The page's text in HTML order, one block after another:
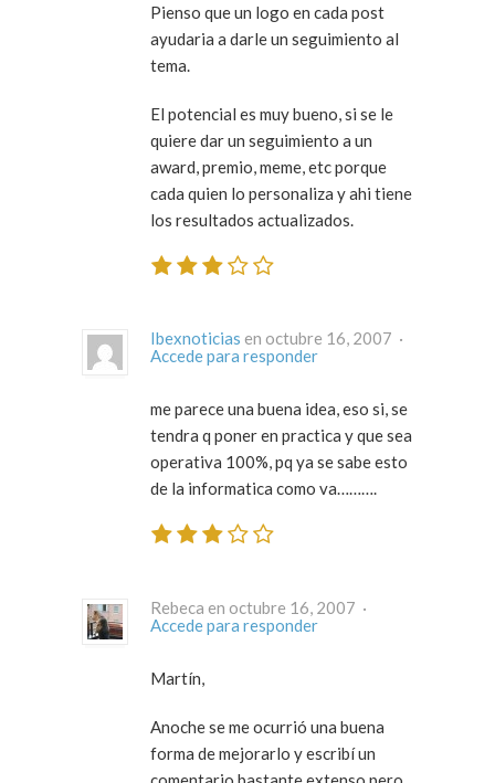
Pienso que un logo en cada post
ayudaria a darle un seguimiento al
tema.
El potencial es muy bueno, si se le
quiere dar un seguimiento a un
award, premio, meme, etc porque
cada quien lo personaliza y ahi tiene
los resultados actualizados.
Ibexnoticias
en octubre 16, 2007 ·
Accede para responder
me parece una buena idea, eso si, se
tendra q poner en practica y que sea
operativa 100%, pq ya se sabe esto
de la informatica como va……….
Rebeca en octubre 16, 2007 ·
Accede para responder
Martín,
Anoche se me ocurrió una buena
forma de mejorarlo y escribí un